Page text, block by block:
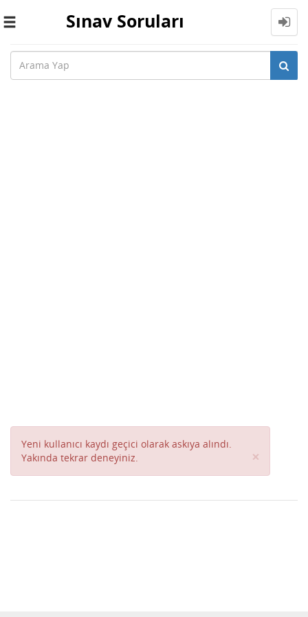
Toggle
Sınav Soruları
Yeni kullanıcı kaydı geçici olarak askıya alındı.
Yakında tekrar deneyiniz.
×